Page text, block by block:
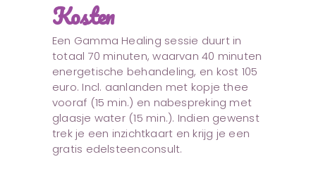
Kosten
Een Gamma Healing sessie duurt in
totaal 70 minuten, waarvan 40 minuten
energetische behandeling, en kost 105
euro. Incl. aanlanden met kopje thee
vooraf (15 min.) en nabespreking met
glaasje water (15 min.). Indien gewenst
trek je een inzichtkaart en krijg je een
gratis edelsteenconsult.